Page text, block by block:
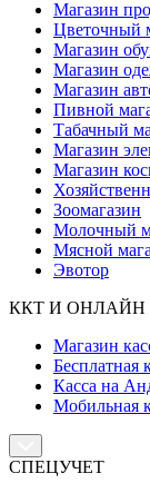
Магазин
Цветочный
Магазин
Магазин
Магазин
Пивной
Табачный
Магазин
Магазин
Зоомагазин
Молочный
Мясной
Эвотор
ККТ И
Магазин
Бесплатная
Касса на
Мобильная
СПЕЦУЧЕТ